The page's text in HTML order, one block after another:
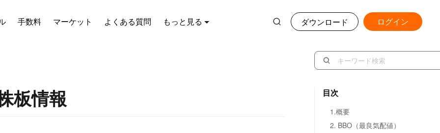
手数料 マーケット よくある質問 もっと見る ダウンロード ログイン
板情報 目次
1.概要
2. BBO（最良気配値）